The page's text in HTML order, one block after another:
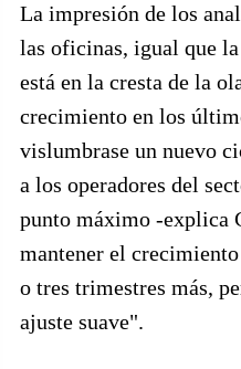
La impresión de los
las oficinas, igual que
está en la cresta de la
crecimiento en los
vislumbrase un nuevo
a los operadores del
punto máximo -explica
mantener el
o tres trimestres más,
ajuste suave".